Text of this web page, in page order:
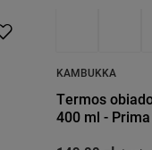
KAMBUKKA
Termos
400 ml -